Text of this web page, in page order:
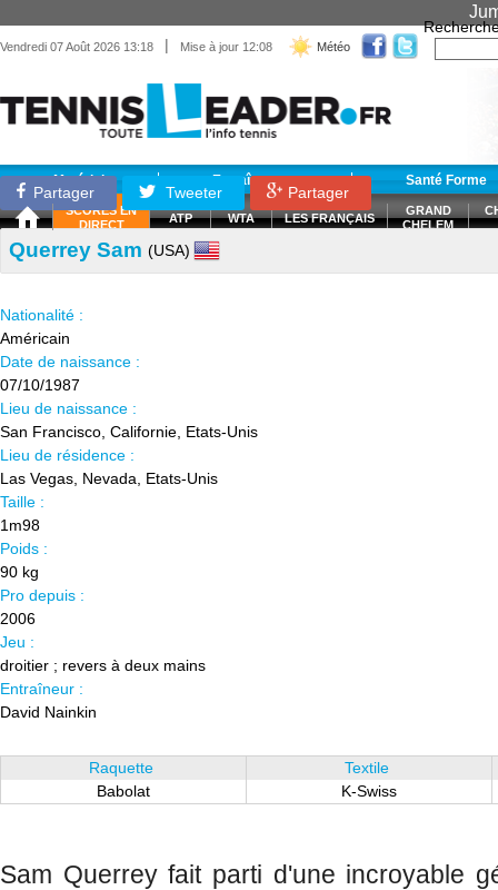
Vendredi 07 Août 2026 13:18 | Mise à jour 12:08 Météo
Matériel Entraînement Santé Forme
SCORES EN
DIRECT
ATP WTA LES FRANÇAIS
GRAND
CHELEM
Partager Tweeter Partager
Querrey Sam (USA)
Nationalité :
Américain
Date de naissance :
07/10/1987
Lieu de naissance :
San Francisco, Californie, Etats-Unis
Lieu de résidence :
Las Vegas, Nevada, Etats-Unis
Taille :
1m98
Poids :
90 kg
Pro depuis :
2006
Jeu :
droitier ; revers à deux mains
Entraîneur :
David Nainkin
Raquette
Babolat
Textile
K-Swiss
Sam Querrey fait parti d'une incroyable